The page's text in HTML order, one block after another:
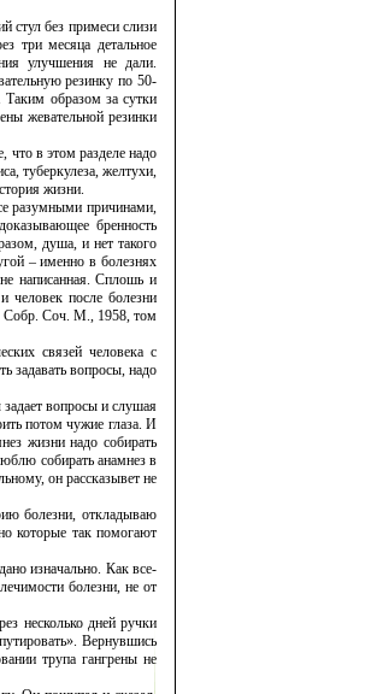
стул без примеси слизи
три месяца детальное
улучшения не дали.
резинку по 50-
Таким образом за сутки
жевательной резинки
что в этом разделе надо
туберкулеза, желтухи,
жизни.
разумными причинами,
бренность
душа, и нет такого
– именно в болезнях
написанная. Сплошь и
человек после болезни
Собр. Соч. М., 1958, том
связей человека с
задавать вопросы, надо
вопросы и слушая
потом чужие глаза. И
жизни надо собирать
собирать анамнез в
он рассказывет не
болезни, откладываю
которые так помогают
изначально. Как все-
болезни, не от
несколько дней ручки
Вернувшись
трупа гангрены не